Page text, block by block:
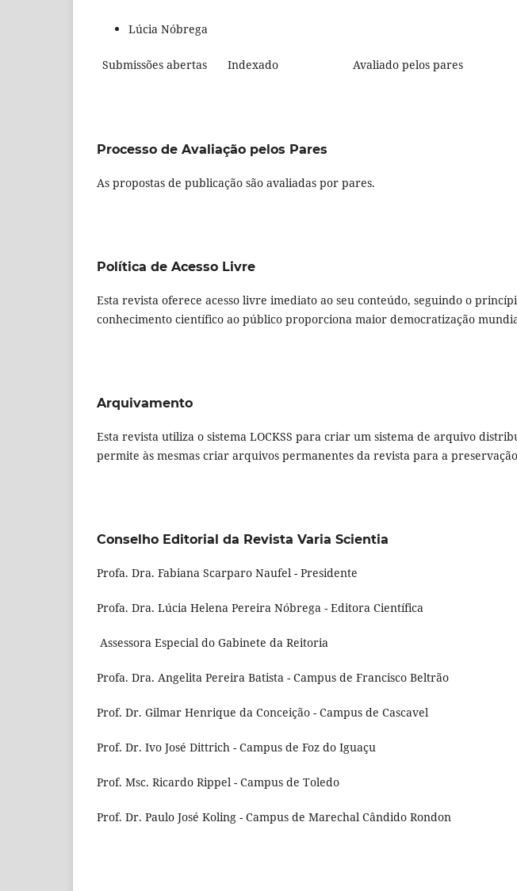
Lúcia Nóbrega
Submissões abertas Indexado Avaliado pelos pares
Processo de Avaliação pelos Pares
As propostas de publicação são avaliadas por pares.
Política de Acesso Livre
Esta revista oferece acesso livre imediato ao seu conteúdo, seguindo o
conhecimento científico ao público proporciona maior democratização
Arquivamento
Esta revista utiliza o sistema LOCKSS para criar um sistema de arquivo
permite às mesmas criar arquivos permanentes da revista para a
Conselho Editorial da Revista Varia Scientia
Profa. Dra. Fabiana Scarparo Naufel - Presidente
Profa. Dra. Lúcia Helena Pereira Nóbrega - Editora Científica
Assessora Especial do Gabinete da Reitoria
Profa. Dra. Angelita Pereira Batista - Campus de Francisco Beltrão
Prof. Dr. Gilmar Henrique da Conceição - Campus de Cascavel
Prof. Dr. Ivo José Dittrich - Campus de Foz do Iguaçu
Prof. Msc. Ricardo Rippel - Campus de Toledo
Prof. Dr. Paulo José Koling - Campus de Marechal Cândido Rondon